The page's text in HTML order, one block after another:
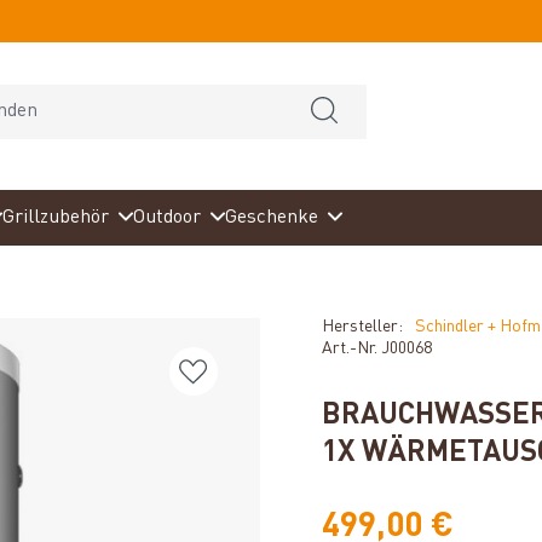
Grillzubehör Outdoor Geschenke
Hersteller:
Schindler +
Art.-Nr. J00068
1X
499,00 €